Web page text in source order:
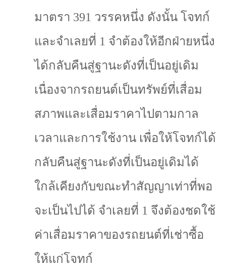
มาตรา 391 วรรคหนึ่ง ดังนั้น โจทก์
และจำเลยที่ 1 จำต้องให้อีกฝ่ายหนึ่ง
ได้กลับคืนสู่ฐานะดังที่เป็นอยู่เดิม
เนื่องจากรถยนต์เป็นทรัพย์ที่เสื่อม
สภาพและเสื่อมราคาไปตามกาล
เวลาและการใช้งาน เพื่อให้โจทก์ได้
กลับคืนสู่ฐานะดังที่เป็นอยู่เดิมได้
ใกล้เคียงกับขณะทำสัญญาเท่าที่พอ
จะเป็นไปได้ จำเลยที่ 1 จึงต้องชดใช้
ค่าเสื่อมราคาของรถยนต์ที่เช่าซื้อ
ให้แก่โจทก์